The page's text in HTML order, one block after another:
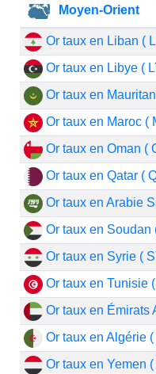
Moyen-Orient
Or taux en Liban (
Or taux en Libye (
Or taux en
Or taux en Maroc (
Or taux en Oman (
Or taux en Qatar (
Or taux en Arabie
Or taux en Soudan
Or taux en Syrie (
Or taux en Tunisie
Or taux en Émirats
Or taux en Algérie
Or taux en Yemen